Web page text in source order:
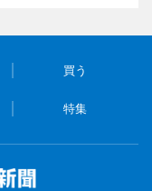
買う
特集